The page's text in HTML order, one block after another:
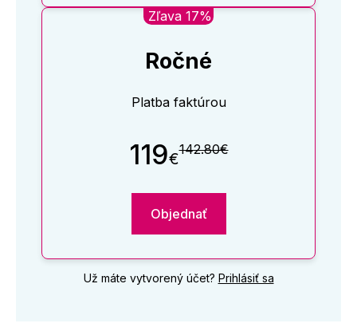
Zľava 17%
Ročné
Platba faktúrou
119€142.80€
Objednať
Už máte vytvorený účet? Prihlásiť sa